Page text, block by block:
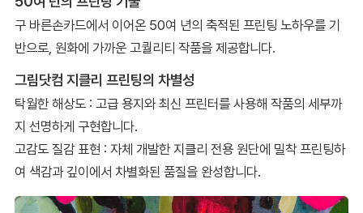
구 바른손카드에서 이어온 50여 년의 축적된 프린팅 노하우를 기
반으로, 원화에 가까운 고퀄리티 작품을 제공합니다.
그림닷컴 지클리 프린팅의 차별성
탁월한 해상도 : 고급 용지와 최신 프린터를 사용해 작품의 세부까
지 선명하게 구현합니다.
고감도 질감 표현 : 자체 개발한 지클리 전용 원단에 밀착 프린팅하
여 색감과 깊이에서 차별화된 품질을 완성합니다.